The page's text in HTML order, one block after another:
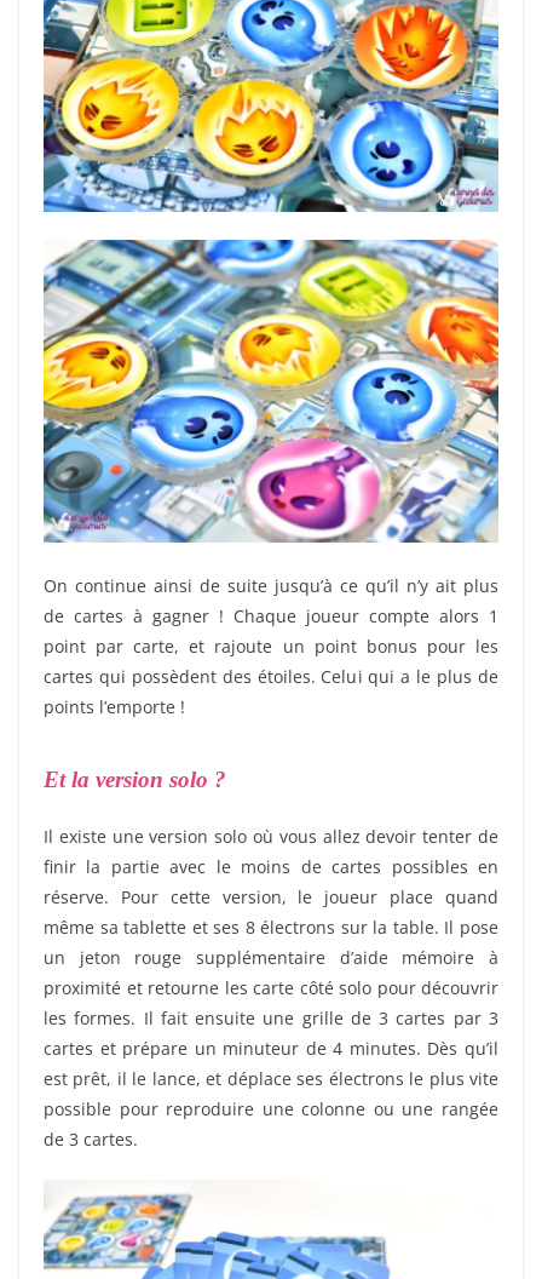
On continue ainsi de suite jusqu’à ce qu’il n’y ait plus
de cartes à gagner ! Chaque joueur compte alors 1
point par carte, et rajoute un point bonus pour les
cartes qui possèdent des étoiles. Celui qui a le plus de
points l’emporte !
Et la version solo ?
Il existe une version solo où vous allez devoir tenter de
finir la partie avec le moins de cartes possibles en
réserve. Pour cette version, le joueur place quand
même sa tablette et ses 8 électrons sur la table. Il pose
un jeton rouge supplémentaire d’aide mémoire à
proximité et retourne les carte côté solo pour découvrir
les formes. Il fait ensuite une grille de 3 cartes par 3
cartes et prépare un minuteur de 4 minutes. Dès qu’il
est prêt, il le lance, et déplace ses électrons le plus vite
possible pour reproduire une colonne ou une rangée
de 3 cartes.